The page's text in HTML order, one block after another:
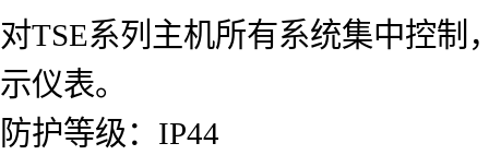
对TSE系列主机所有系统集中控
示仪表。
防护等级：IP44